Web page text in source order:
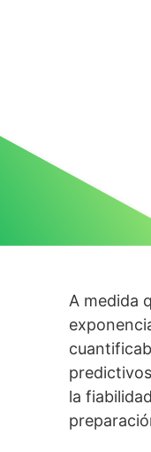
A medida
la